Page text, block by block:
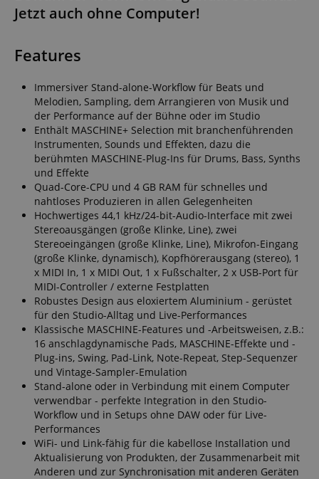
Jetzt auch ohne Computer!
Features
Immersiver Stand-alone-Workflow für Beats und
Melodien, Sampling, dem Arrangieren von Musik und
der Performance auf der Bühne oder im Studio
Enthält MASCHINE+ Selection mit branchenführenden
Instrumenten, Sounds und Effekten, dazu die
berühmten MASCHINE-Plug-Ins für Drums, Bass, Synths
und Effekte
Quad-Core-CPU und 4 GB RAM für schnelles und
nahtloses Produzieren in allen Gelegenheiten
Hochwertiges 44,1 kHz/24-bit-Audio-Interface mit zwei
Stereoausgängen (große Klinke, Line), zwei
Stereoeingängen (große Klinke, Line), Mikrofon-Eingang
(große Klinke, dynamisch), Kopfhörerausgang (stereo), 1
x MIDI In, 1 x MIDI Out, 1 x Fußschalter, 2 x USB-Port für
MIDI-Controller / externe Festplatten
Robustes Design aus eloxiertem Aluminium - gerüstet
für den Studio-Alltag und Live-Performances
Klassische MASCHINE-Features und -Arbeitsweisen, z.B.:
16 anschlagdynamische Pads, MASCHINE-Effekte und -
Plug-ins, Swing, Pad-Link, Note-Repeat, Step-Sequenzer
und Vintage-Sampler-Emulation
Stand-alone oder in Verbindung mit einem Computer
verwendbar - perfekte Integration in den Studio-
Workflow und in Setups ohne DAW oder für Live-
Performances
WiFi- und Link-fähig für die kabellose Installation und
Aktualisierung von Produkten, der Zusammenarbeit mit
Anderen und zur Synchronisation mit anderen Geräten